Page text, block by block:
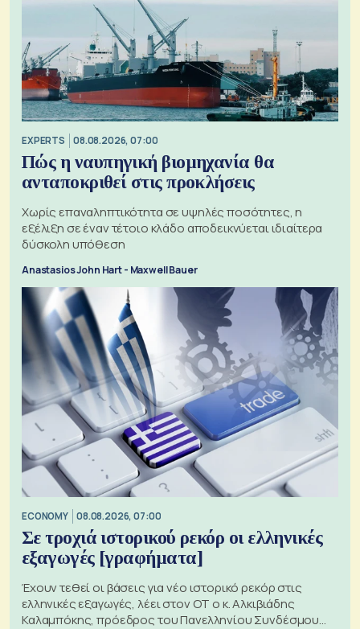
EXPERTS 08.08.2026, 07:00
Πώς η ναυπηγική βιομηχανία θα
ανταποκριθεί στις προκλήσεις
Χωρίς επαναληπτικότητα σε υψηλές ποσότητες, η
εξέλιξη σε έναν τέτοιο κλάδο αποδεικνύεται ιδιαίτερα
δύσκολη υπόθεση
Anastasios John Hart - Maxwell Bauer
ECONOMY 08.08.2026, 07:00
Σε τροχιά ιστορικού ρεκόρ οι ελληνικές
εξαγωγές [γραφήματα]
Έχουν τεθεί οι βάσεις για νέο ιστορικό ρεκόρ στις
ελληνικές εξαγωγές, λέει στον ΟΤ ο κ. Αλκιβιάδης
Καλαμπόκης, πρόεδρος του Πανελληνίου Συνδέσμου